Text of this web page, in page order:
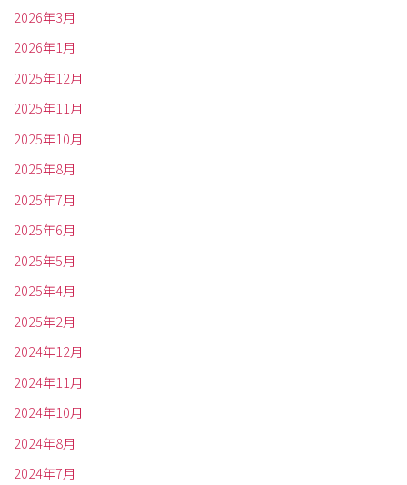
2026年3月
2026年1月
2025年12月
2025年11月
2025年10月
2025年8月
2025年7月
2025年6月
2025年5月
2025年4月
2025年2月
2024年12月
2024年11月
2024年10月
2024年8月
2024年7月